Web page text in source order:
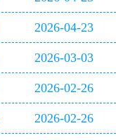
2026-04-23
2026-03-03
2026-02-26
2026-02-26